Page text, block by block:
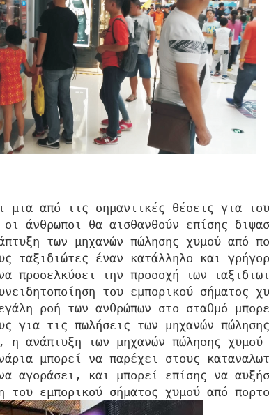
μια από τις σημαντικές θέσεις για
άνθρωποι θα αισθανθούν επίσης
των μηχανών πώλησης χυμού από
ταξιδιώτες έναν κατάλληλο και
προσελκύσει την προσοχή των
του εμπορικού σήματος
ροή των ανθρώπων στο σταθμό
για τις πωλήσεις των μηχανών
η ανάπτυξη των μηχανών πώλησης
μπορεί να παρέχει στους
αγοράσει, και μπορεί επίσης να
του εμπορικού σήματος χυμού από